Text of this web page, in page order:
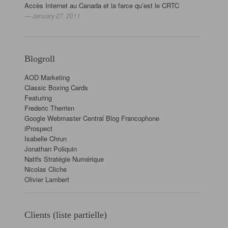
Accès Internet au Canada et la farce qu’est le CRTC
— January 27, 2011
Blogroll
AOD Marketing
Classic Boxing Cards
Featuring
Frederic Therrien
Google Webmaster Central Blog Francophone
iProspect
Isabelle Chrun
Jonathan Poliquin
Natifs Stratégie Numérique
Nicolas Cliche
Olivier Lambert
Clients (liste partielle)